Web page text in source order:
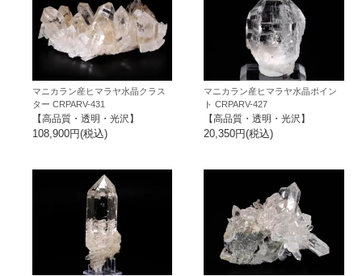
マニカラン産ヒマラヤ水晶クラス
ター CRPARV-431
【高品質・透明・光沢】
108,900円(税込)
マニカラン産ヒマラヤ水晶ポイン
ト CRPARV-427
【高品質・透明・光沢】
20,350円(税込)